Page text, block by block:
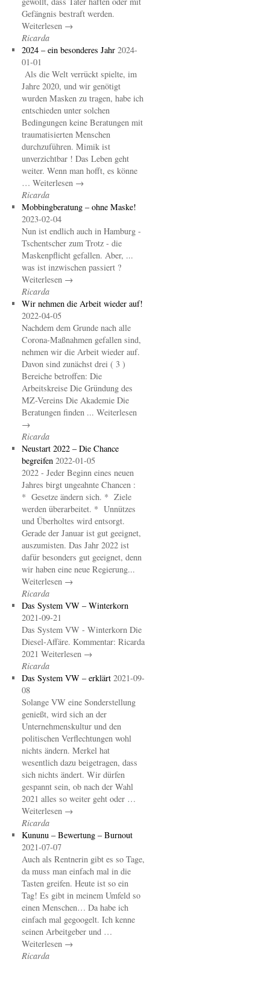
Gefängnis bestraft werden.
Weiterlesen →
Ricarda
2024 – ein besonderes Jahr 2024-
01-01
Als die Welt verrückt spielte, im
Jahre 2020, und wir genötigt
wurden Masken zu tragen, habe ich
entschieden unter solchen
Bedingungen keine Beratungen mit
traumatisierten Menschen
durchzuführen. Mimik ist
unverzichtbar ! Das Leben geht
weiter. Wenn man hofft, es könne
… Weiterlesen →
Ricarda
Mobbingberatung – ohne Maske!
2023-02-04
Nun ist endlich auch in Hamburg -
Tschentscher zum Trotz - die
Maskenpflicht gefallen. Aber, ...
was ist inzwischen passiert ?
Weiterlesen →
Ricarda
Wir nehmen die Arbeit wieder auf!
2022-04-05
Nachdem dem Grunde nach alle
Corona-Maßnahmen gefallen sind,
nehmen wir die Arbeit wieder auf.
Davon sind zunächst drei ( 3 )
Bereiche betroffen: Die
Arbeitskreise Die Gründung des
MZ-Vereins Die Akademie Die
Beratungen finden ... Weiterlesen
→
Ricarda
Neustart 2022 – Die Chance
begreifen 2022-01-05
2022 - Jeder Beginn eines neuen
Jahres birgt ungeahnte Chancen :
* Gesetze ändern sich. * Ziele
werden überarbeitet. * Unnützes
und Überholtes wird entsorgt.
Gerade der Januar ist gut geeignet,
auszumisten. Das Jahr 2022 ist
dafür besonders gut geeignet, denn
wir haben eine neue Regierung...
Weiterlesen →
Ricarda
Das System VW – Winterkorn
2021-09-21
Das System VW - Winterkorn Die
Diesel-Affäre. Kommentar: Ricarda
2021 Weiterlesen →
Ricarda
Das System VW – erklärt 2021-09-
08
Solange VW eine Sonderstellung
genießt, wird sich an der
Unternehmenskultur und den
politischen Verflechtungen wohl
nichts ändern. Merkel hat
wesentlich dazu beigetragen, dass
sich nichts ändert. Wir dürfen
gespannt sein, ob nach der Wahl
2021 alles so weiter geht oder …
Weiterlesen →
Ricarda
Kununu – Bewertung – Burnout
2021-07-07
Auch als Rentnerin gibt es so Tage,
da muss man einfach mal in die
Tasten greifen. Heute ist so ein
Tag! Es gibt in meinem Umfeld so
einen Menschen… Da habe ich
einfach mal gegoogelt. Ich kenne
seinen Arbeitgeber und …
Weiterlesen →
Ricarda